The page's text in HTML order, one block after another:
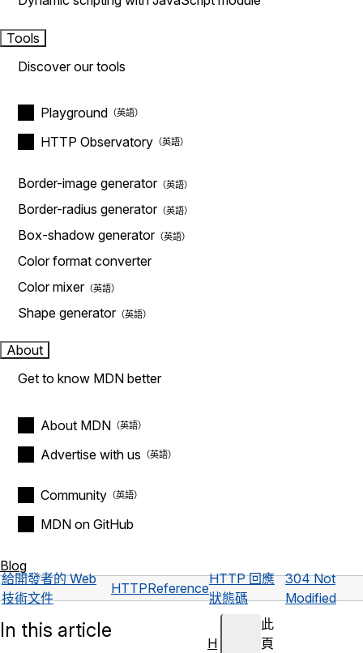
Tools
Discover our tools
Playground
HTTP Observatory
Border-image generator
Border-radius generator
Box-shadow generator
Color format converter
Color mixer
Shape generator
About
Get to know MDN better
About MDN
Advertise with us
Community
MDN on GitHub
Blog
給開發者的 Web
技術文件
HTTPReference
HTTP 回應
狀態碼
304 Not
Modified
此
頁
In this article
H